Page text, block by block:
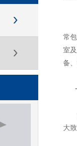
常
室
备
一
动
大